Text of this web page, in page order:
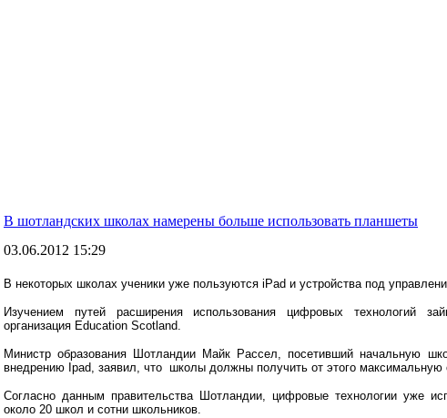
В шотландских школах намерены больше использовать планшеты
03.06.2012 15:29
В некоторых школах ученики уже пользуются iPad и устройства под
Изучением путей расширения использования цифровых технологий
организация Education Scotland.
Министр образования Шотландии Майк Рассел, посетивший начальную
внедрению Ipad, заявил, что школы должны получить от этого максимальную
Согласно данным правительства Шотландии, цифровые технологии уже
около 20 школ и сотни школьников.